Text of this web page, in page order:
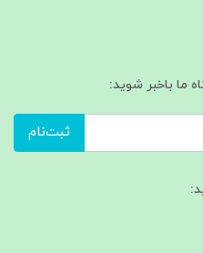
ما باخبر شوید:
ثبت‌نام